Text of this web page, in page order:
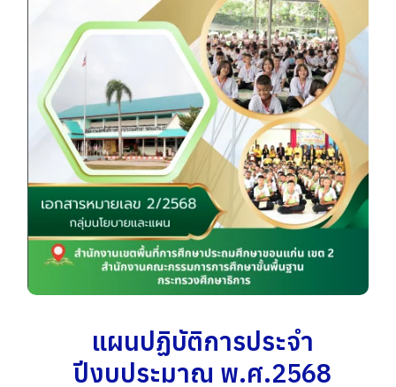
แผนปฏิบัติการประจำ
ปีงบประมาณ พ.ศ.2568